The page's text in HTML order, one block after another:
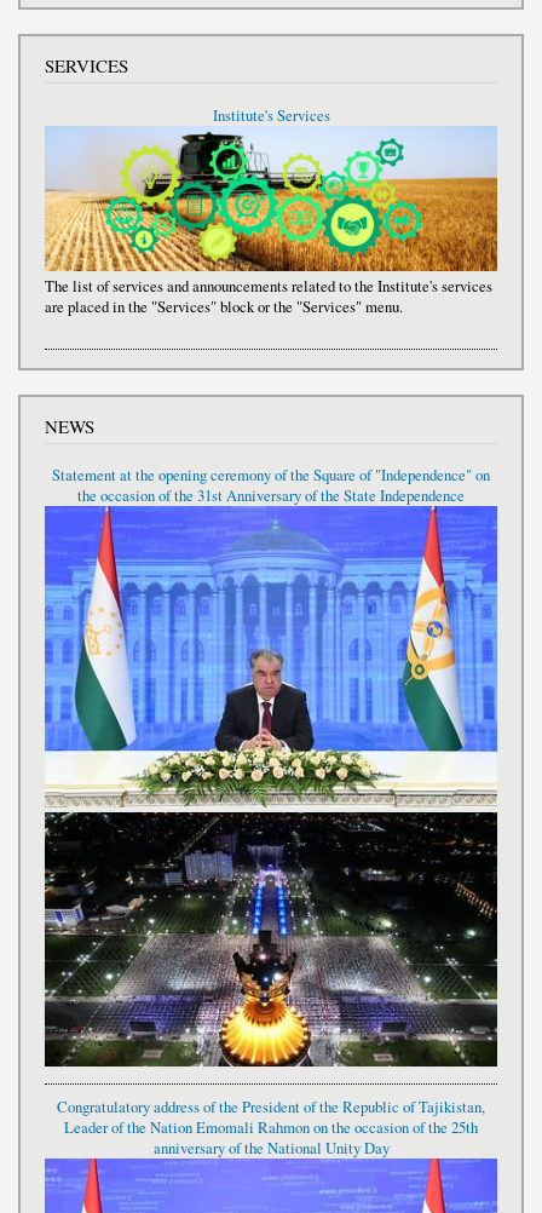
SERVICES
Institute's Services
The list of services and announcements related to the Institute's services
are placed in the "Services" block or the "Services" menu.
NEWS
Statement at the opening ceremony of the Square of "Independence" on
the occasion of the 31st Anniversary of the State Independence
Congratulatory address of the President of the Republic of Tajikistan,
Leader of the Nation Emomali Rahmon on the occasion of the 25th
anniversary of the National Unity Day